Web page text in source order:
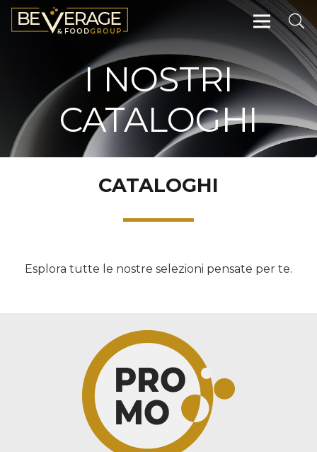
I NOSTRI
CATALOGHI
CATALOGHI
Esplora tutte le nostre selezioni pensate per te.